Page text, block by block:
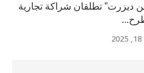
ديزرت” تطلقان شراكة تجارية